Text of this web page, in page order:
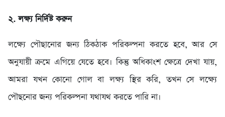
২. লক্ষ্য নির্দিষ্ট করুন
লক্ষ্যে পৌছানোর জন্য ঠিকঠাক পরিকল্পনা করতে হবে, আর সে
অনুযায়ী ক্রমে এগিয়ে যেতে হবে। কিন্তু অধিকাংশ ক্ষেত্রে দেখা যায়,
আমরা যখন কোনো গোল বা লক্ষ্য স্থির করি, তখন সে লক্ষ্যে
পৌছনোর জন্য পরিকল্পনা যথাযথ করতে পারি না।